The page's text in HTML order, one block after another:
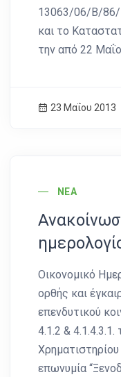
13063/06/Β/86/
και το
την από 22
23 Μαΐου 2013
ΝΈΑ
Οικονομικό
ορθής και
επενδυτικού
4.1.2 & 4.1.4.3.1.
επωνυμία